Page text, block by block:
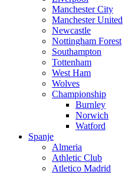
Manchester City
Manchester United
Newcastle
Nottingham Forest
Southampton
Tottenham
West Ham
Wolves
Championship
Burnley
Norwich
Watford
Spanje
Almeria
Athletic Club
Atletico Madrid